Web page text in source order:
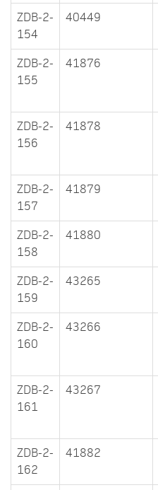
ZDB-2-
154
40449
ZDB-2-
155
41876
ZDB-2-
156
41878
ZDB-2-
157
41879
ZDB-2-
158
41880
ZDB-2-
159
43265
ZDB-2-
160
43266
ZDB-2-
161
43267
ZDB-2-
162
41882